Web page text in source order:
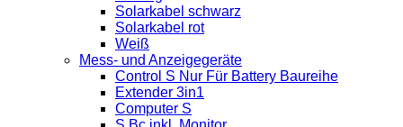
Solarkabel schwarz
Solarkabel rot
Weiß
Mess- und Anzeigegeräte
Control S Nur Für Battery Baureihe
Extender 3in1
Computer S